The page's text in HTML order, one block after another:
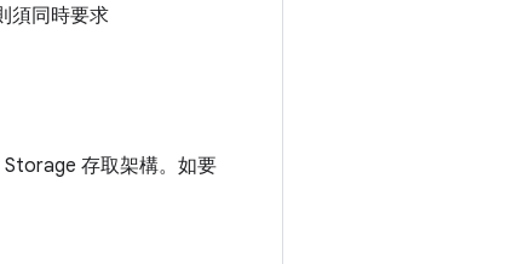
須同時要求
存取架構。如要